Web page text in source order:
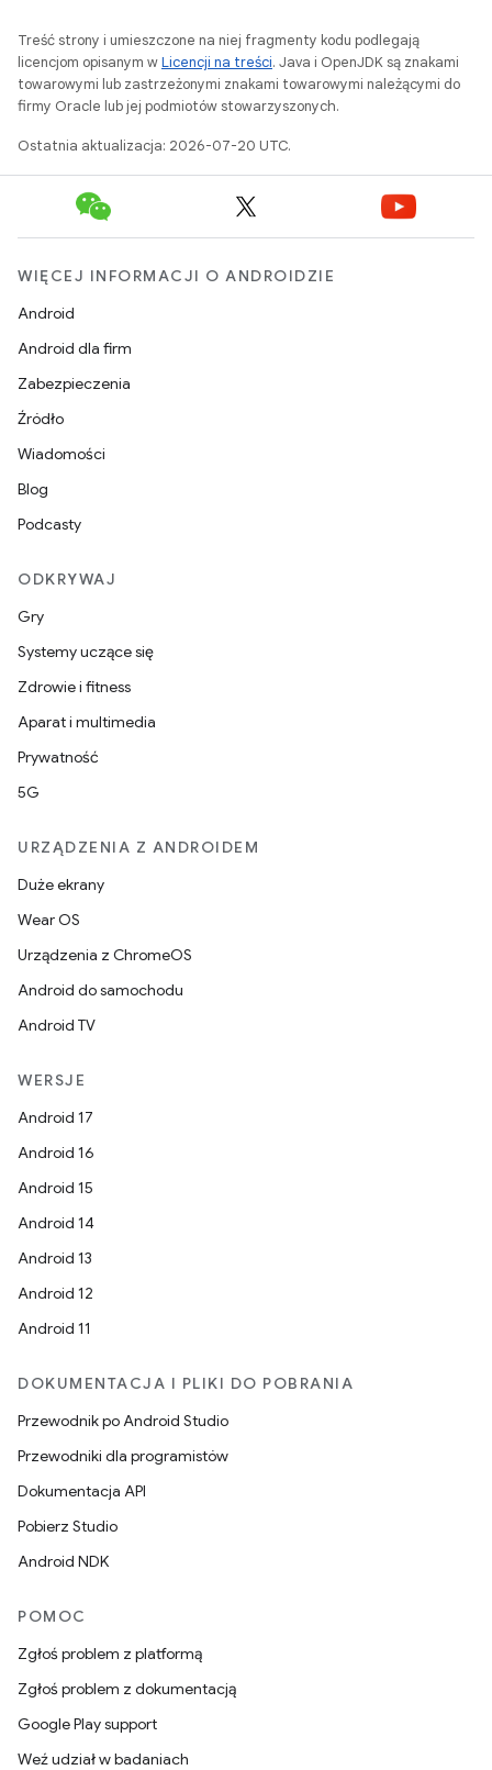
Treść strony i umieszczone na niej fragmenty kodu podlegają
licencjom opisanym wLicencji na treści. Java i OpenJDK są znakami
towarowymi lub zastrzeżonymi znakami towarowymi należącymi do
firmy Oracle lub jej podmiotów stowarzyszonych.
Ostatnia aktualizacja: 2026-07-20 UTC.
WIĘCEJ INFORMACJI O ANDROIDZIE
Android
Android dla firm
Zabezpieczenia
Źródło
Wiadomości
Blog
Podcasty
ODKRYWAJ
Gry
Systemy uczące się
Zdrowie i fitness
Aparat i multimedia
Prywatność
5G
URZĄDZENIA Z ANDROIDEM
Duże ekrany
Wear OS
Urządzenia z ChromeOS
Android do samochodu
Android TV
WERSJE
Android 17
Android 16
Android 15
Android 14
Android 13
Android 12
Android 11
DOKUMENTACJA I PLIKI DO POBRANIA
Przewodnik po Android Studio
Przewodniki dla programistów
Dokumentacja API
Pobierz Studio
Android NDK
POMOC
Zgłoś problem z platformą
Zgłoś problem z dokumentacją
Google Play support
Weź udział w badaniach